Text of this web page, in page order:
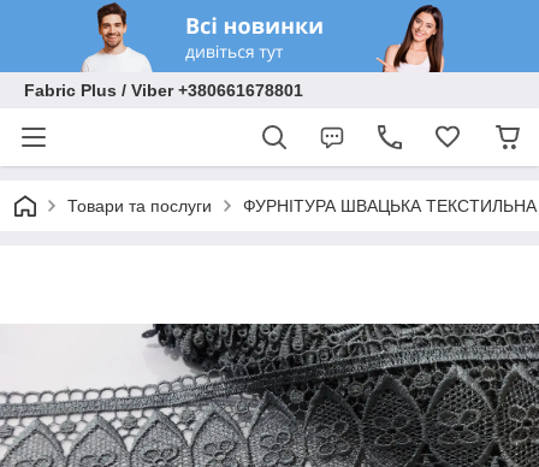
Fabric Plus / Viber +380661678801
Товари та послуги ФУРНІТУРА ШВАЦЬКА ТЕКСТИЛЬНА